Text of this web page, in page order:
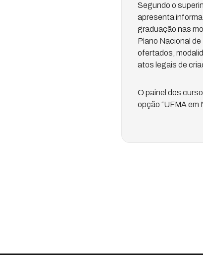
Segundo o
apresenta
graduação nas
Plano Nacional
ofertados,
atos legais de
O painel dos
opção “UFMA em